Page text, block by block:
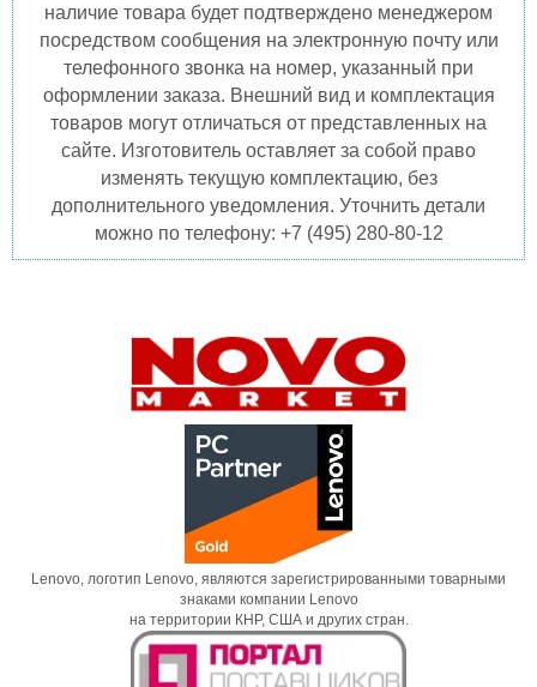
наличие товара будет подтверждено менеджером
посредством сообщения на электронную почту или
телефонного звонка на номер, указанный при
оформлении заказа. Внешний вид и комплектация
товаров могут отличаться от представленных на
сайте. Изготовитель оставляет за собой право
изменять текущую комплектацию, без
дополнительного уведомления. Уточнить детали
можно по телефону: +7 (495) 280-80-12
Lenovo, логотип Lenovo, являются зарегистрированными товарными
знаками компании Lenovo
на территории КНР, США и других стран.